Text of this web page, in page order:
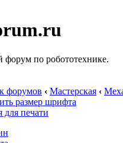
форум по робототехнике.
форумов ‹ Мастерская ‹
размер шрифта
для печати